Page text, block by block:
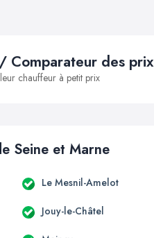
Comparateur des prix
chauffeur à petit prix
Seine et Marne
Le Mesnil-Amelot
Jouy-le-Châtel